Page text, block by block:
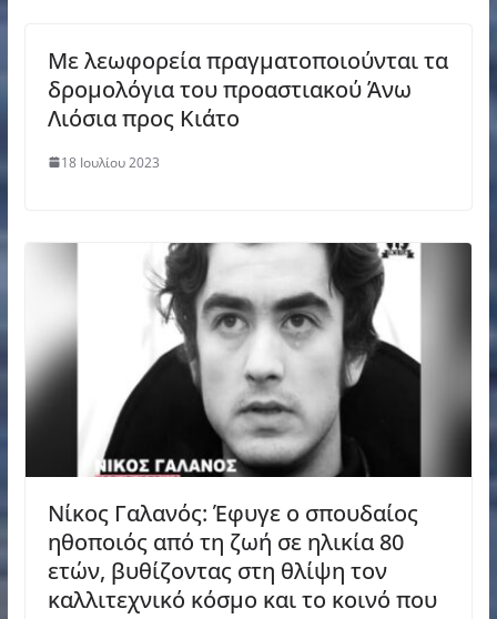
Με λεωφορεία πραγματοποιούνται τα
δρομολόγια του προαστιακού Άνω
Λιόσια προς Κιάτο
18 Ιουλίου 2023
Νίκος Γαλανός: Έφυγε ο σπουδαίος
ηθοποιός από τη ζωή σε ηλικία 80
ετών, βυθίζοντας στη θλίψη τον
καλλιτεχνικό κόσμο και το κοινό που